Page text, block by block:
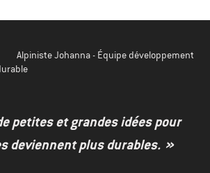
Alpiniste Johanna - Équipe développement
petites et grandes idées pour
deviennent plus durables. »